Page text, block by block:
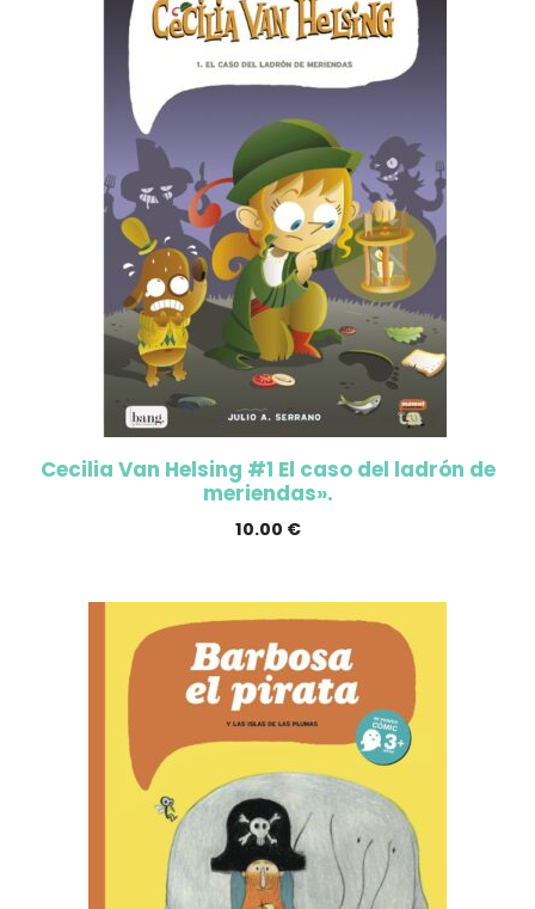
Cecilia Van Helsing #1 El caso del ladrón de
meriendas».
10.00 €